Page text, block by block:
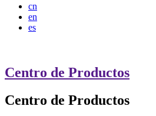
cn
en
es
Centro de Productos
Centro de Productos